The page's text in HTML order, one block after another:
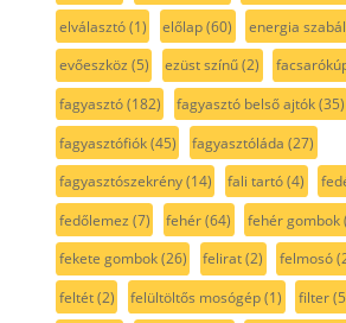
elválasztó(1) előlap(60) energia
evőeszköz (5) ezüst színű(2)
fagyasztó(182) fagyasztó belső ajtók(35)
fagyasztófiók(45) fagyasztóláda (27)
fagyasztószekrény(14) fali tartó(4)
fedőlemez (7) fehér(64) fehér gombok
fekete gombok(26) felirat(2) felmosó
feltét(2) felültöltős mosógép(1) filter